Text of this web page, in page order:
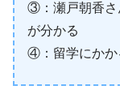
③：瀬戸朝香さ
が分かる
④：留学にかか